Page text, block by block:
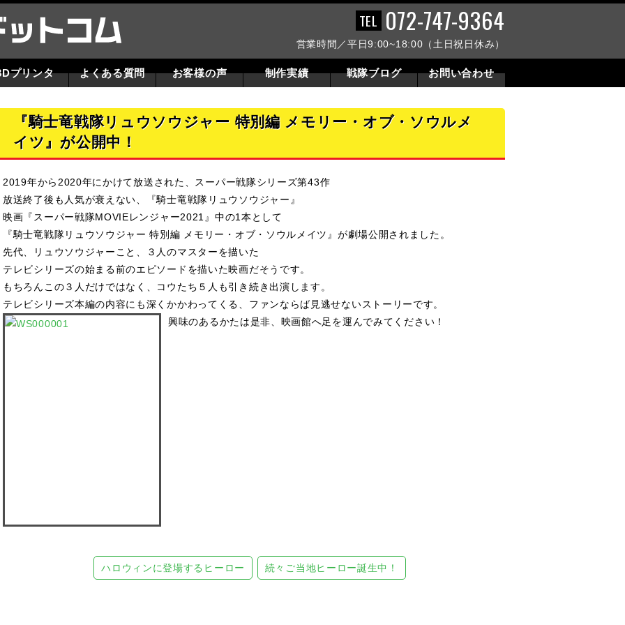
072-747-9364
営業時間／平日9:00~18:00（土日祝日休み）
プリンタ よくある質問 お客様の声 制作実績 戦隊ブログ お問い合わせ
『騎士竜戦隊リュウソウジャー 特別編 メモリー・オブ・ソウルメ
イツ』が公開中！
2019年から2020年にかけて放送された、スーパー戦隊シリーズ第43作
放送終了後も人気が衰えない、『騎士竜戦隊リュウソウジャー』
映画『スーパー戦隊MOVIEレンジャー2021』中の1本として
『騎士竜戦隊リュウソウジャー 特別編 メモリー・オブ・ソウルメイツ』が劇場公開されました。
先代、リュウソウジャーこと、３人のマスターを描いた
テレビシリーズの始まる前のエピソードを描いた映画だそうです。
もちろんこの３人だけではなく、コウたち５人も引き続き出演します。
テレビシリーズ本編の内容にも深くかかわってくる、 ファンならば見逃せないストーリーです。
興味のあるかたは是非、映画館へ足を運んでみてください！
ハロウィンに登場するヒーロー 続々ご当地ヒーロー誕生中！